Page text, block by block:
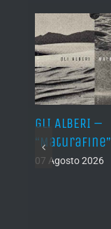
GLI ALBERI –
“Maturafine”
07 Agosto 2026